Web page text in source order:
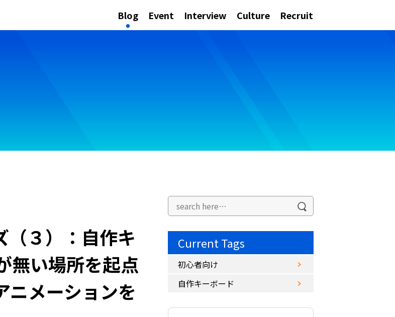
Blog Event Interview Culture Recruit
（３）：自作キ
無い場所を起点
ニメーションを
Current Tags
初心者向け
自作キーボード